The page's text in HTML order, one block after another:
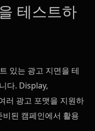
테스트하
있는 광고 지면을 테
다. Display,
광고 포맷을 지원하
된 캠페인에서 활용